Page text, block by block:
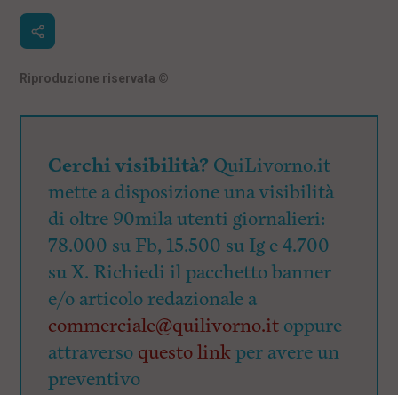
Riproduzione riservata ©
Cerchi visibilità? QuiLivorno.it
mette a disposizione una visibilità
di oltre 90mila utenti giornalieri:
78.000 su Fb, 15.500 su Ig e 4.700
su X. Richiedi il pacchetto banner
e/o articolo redazionale a
commerciale@quilivorno.it oppure
attraverso questo linkper avere un
preventivo